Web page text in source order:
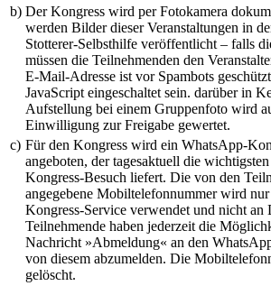
b) Der Kongress wird per Fotokamera
werden Bilder dieser Veranstaltungen in
Stotterer-Selbsthilfe veröffentlicht – falls
müssen die Teilnehmenden den
E-Mail-Adresse ist vor Spambots
JavaScript eingeschaltet sein. darüber in
Aufstellung bei einem Gruppenfoto wird
Einwilligung zur Freigabe gewertet.
c) Für den Kongress wird ein WhatsApp-
angeboten, der tagesaktuell die
Kongress-Besuch liefert. Die von den
angegebene Mobiltelefonnummer wird
Kongress-Service verwendet und nicht an
Teilnehmende haben jederzeit die
Nachricht »Abmeldung« an den
von diesem abzumelden. Die
gelöscht.